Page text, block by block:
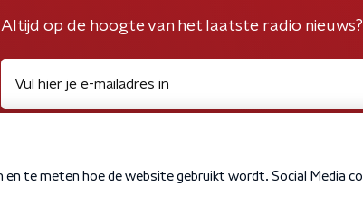
Altijd op de hoogte van het laatste radio nieuws?